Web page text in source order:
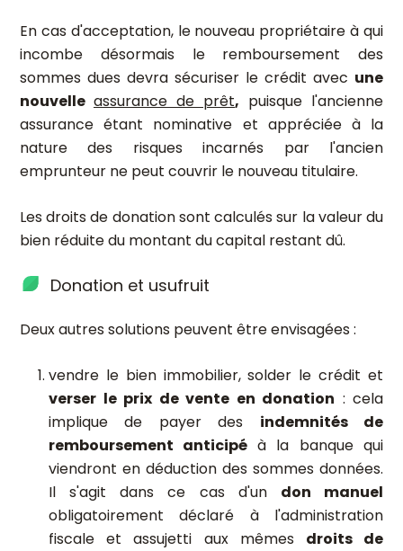
En cas d'acceptation, le nouveau propriétaire à qui
incombe désormais le remboursement des
sommes dues devra sécuriser le crédit avec une
nouvelle assurance de prêt, puisque l'ancienne
assurance étant nominative et appréciée à la
nature des risques incarnés par l'ancien
emprunteur ne peut couvrir le nouveau titulaire.
Les droits de donation sont calculés sur la valeur du
bien réduite du montant du capital restant dû.
Donation et usufruit
Deux autres solutions peuvent être envisagées :
vendre le bien immobilier, solder le crédit et
verser le prix de vente en donation : cela
implique de payer des indemnités de
remboursement anticipé à la banque qui
viendront en déduction des sommes données.
Il s'agit dans ce cas d'un don manuel
obligatoirement déclaré à l'administration
fiscale et assujetti aux mêmes droits de